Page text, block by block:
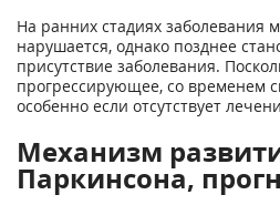
На ранних стадиях заболевания
нарушается, однако позднее
присутствие заболевания.
прогрессирующее, со временем
особенно если отсутствует
Механизм
Паркинсона,